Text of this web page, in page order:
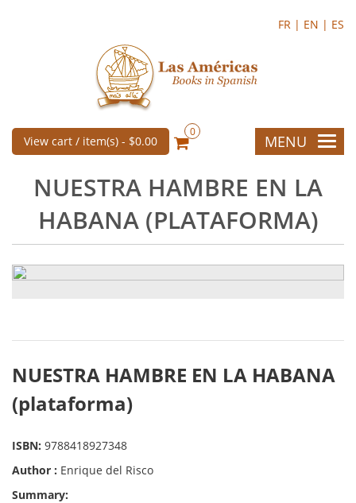
FR | EN | ES
View cart / item(s) - $0.00
0
MENU
NUESTRA HAMBRE EN LA
HABANA (PLATAFORMA)
NUESTRA HAMBRE EN LA HABANA
(plataforma)
ISBN: 9788418927348
Author : Enrique del Risco
Summary: